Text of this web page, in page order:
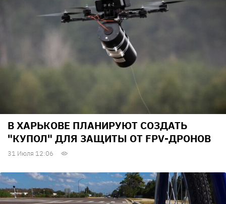
В ХАРЬКОВЕ ПЛАНИРУЮТ СОЗДАТЬ
"КУПОЛ" ДЛЯ ЗАЩИТЫ ОТ FPV-ДРОНОВ
31 Июля 12:06